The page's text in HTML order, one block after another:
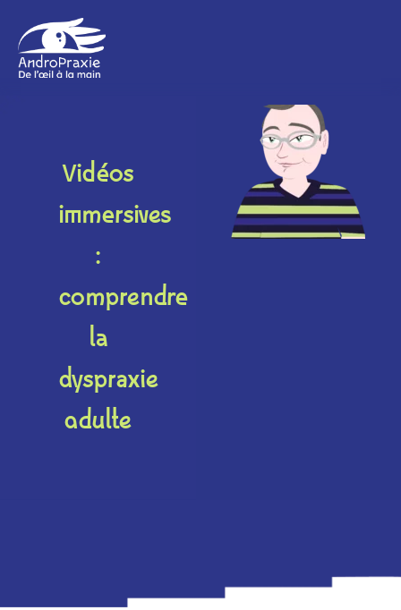
Vidéos
immersives
:
comprendre
la
dyspraxie
adulte